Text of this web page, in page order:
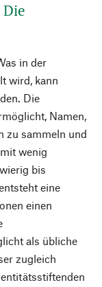
in der
wird, kann
Die
Namen,
zu sammeln und
wenig
bis
eine
einen
als übliche
zugleich